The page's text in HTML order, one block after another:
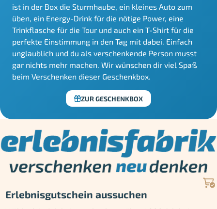
ist in der Box die Sturmhaube, ein kleines Auto zum
üben, ein Energy-Drink für die nötige Power, eine
Trinkflasche für die Tour und auch ein T-Shirt für die
perfekte Einstimmung in den Tag mit dabei. Einfach
unglaublich und du als verschenkende Person musst
gar nichts mehr machen. Wir wünschen dir viel Spaß
beim Verschenken dieser Geschenkbox.
ZUR GESCHENKBOX
Erlebnisgutschein aussuchen